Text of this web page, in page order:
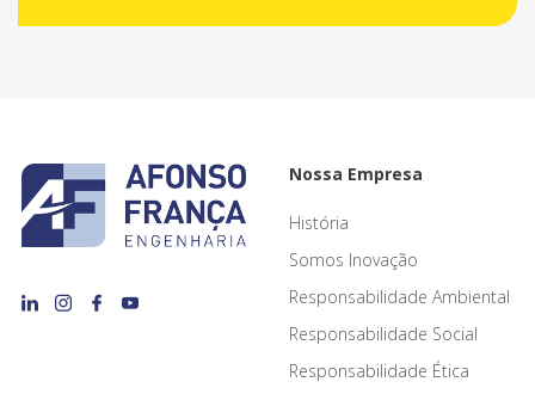
Nossa Empresa
História
Somos Inovação
Responsabilidade Ambiental
Responsabilidade Social
Responsabilidade Ética